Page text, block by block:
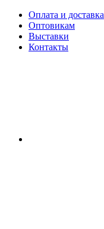
Оплата и доставка
Оптовикам
Выставки
Контакты